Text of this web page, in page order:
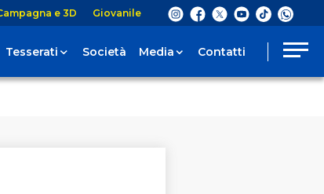
e 3D Giovanile
Tesserati Società Media Contatti